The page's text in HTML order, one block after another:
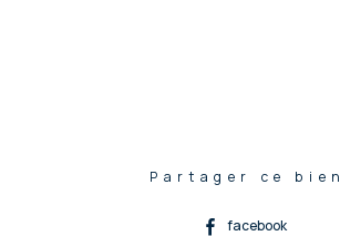
Partager ce bien
facebook